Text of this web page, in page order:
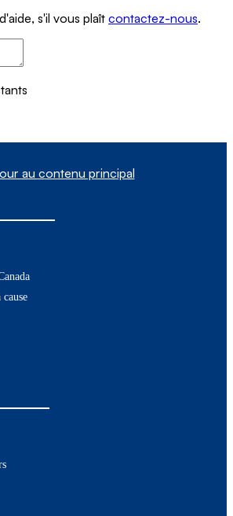
s'il vous plaît contactez-nous.
au contenu principal